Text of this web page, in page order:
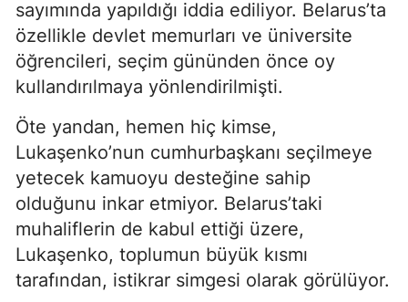
sayımında yapıldığı iddia ediliyor. Belarus’ta
özellikle devlet memurları ve üniversite
öğrencileri, seçim gününden önce oy
kullandırılmaya yönlendirilmişti.
Öte yandan, hemen hiç kimse,
Lukaşenko’nun cumhurbaşkanı seçilmeye
yetecek kamuoyu desteğine sahip
olduğunu inkar etmiyor. Belarus’taki
muhaliflerin de kabul ettiği üzere,
Lukaşenko, toplumun büyük kısmı
tarafından, istikrar simgesi olarak görülüyor.